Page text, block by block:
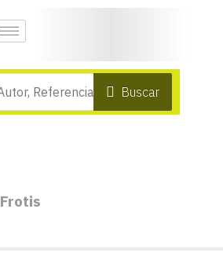
Buscar
Frotis